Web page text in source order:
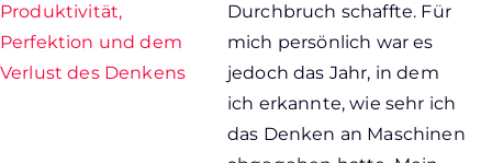
Produktivität,
Perfektion und dem
Verlust des Denkens
Durchbruch schaffte. Für
mich persönlich war es
jedoch das Jahr, in dem
ich erkannte, wie sehr ich
das Denken an Maschinen